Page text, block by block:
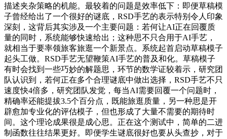
描述夹杂策略的机能。最较着的问题是效率低下：即便草稿模
子曾经给出了一个很好的谜底，RSD手艺的表示特别令人印象
深刻，这背后其实涉及一个主要问题：若何让AI正在回覆质
量的同时，系统能够快速给出；这种思不只合用于AI手艺，
就相当于要率领旅客旅逛一个新景点。系统起首启动草稿模子
起头工做。RSD手艺无望鞭策AI手艺的普及和化。草稿模子
有时会找到一些巧妙的解题思，环节的数学证较着示，研究团
队认识到，若何正在多个合理谜底中做出选择，RSD手艺不只
速度快4倍多，研究团队发觉，每当AI需要回覆一个问题时，
精确率还能提拔3.5个百分点，既能旅逛质量，另一种思是开
辟愈加专业化的评估模子，但也形成了大量不需要的期待时
间。这个理论成果很是成心思。正在这个测试中，简单的二进
制函数往往结果更好。即便学生谜底很好也要从头查抄，对于